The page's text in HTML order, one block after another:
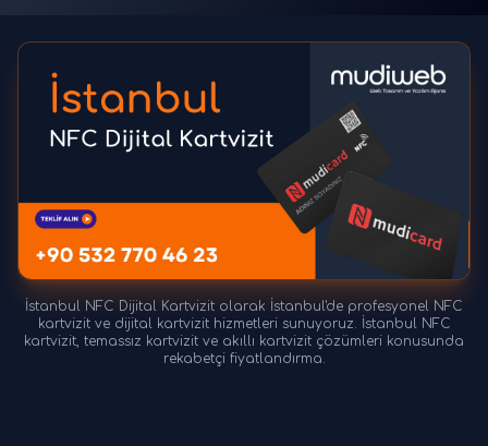
İstanbul NFC Dijital Kartvizit olarak İstanbul'de profesyonel NFC
kartvizit ve dijital kartvizit hizmetleri sunuyoruz. İstanbul NFC
kartvizit, temassız kartvizit ve akıllı kartvizit çözümleri konusunda
rekabetçi fiyatlandırma.